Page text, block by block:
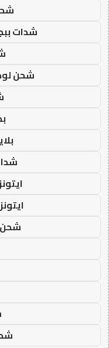
شدات
شحن
شحن